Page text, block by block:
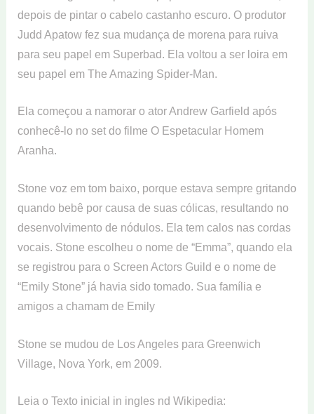
depois de pintar o cabelo castanho escuro. O produtor
Judd Apatow fez sua mudança de morena para ruiva
para seu papel em Superbad. Ela voltou a ser loira em
seu papel em The Amazing Spider-Man.
Ela começou a namorar o ator Andrew Garfield após
conhecê-lo no set do filme O Espetacular Homem
Aranha.
Stone voz em tom baixo, porque estava sempre gritando
quando bebê por causa de suas cólicas, resultando no
desenvolvimento de nódulos. Ela tem calos nas cordas
vocais. Stone escolheu o nome de “Emma”, quando ela
se registrou para o Screen Actors Guild e o nome de
“Emily Stone” já havia sido tomado. Sua família e
amigos a chamam de Emily
Stone se mudou de Los Angeles para Greenwich
Village, Nova York, em 2009.
Leia o Texto inicial in ingles nd Wikipedia: